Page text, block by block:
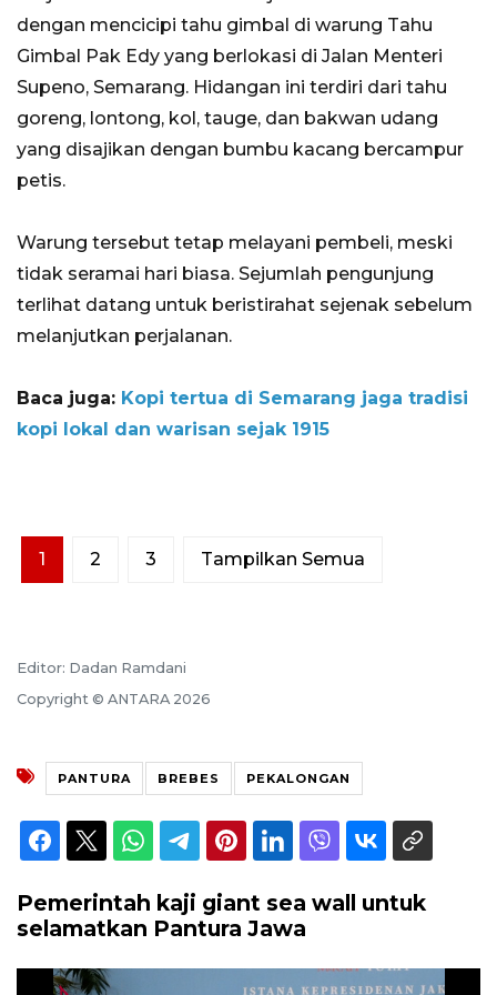
dengan mencicipi tahu gimbal di warung Tahu
Gimbal Pak Edy yang berlokasi di Jalan Menteri
Supeno, Semarang. Hidangan ini terdiri dari tahu
goreng, lontong, kol, tauge, dan bakwan udang
yang disajikan dengan bumbu kacang bercampur
petis.
Warung tersebut tetap melayani pembeli, meski
tidak seramai hari biasa. Sejumlah pengunjung
terlihat datang untuk beristirahat sejenak sebelum
melanjutkan perjalanan.
Baca juga: Kopi tertua di Semarang jaga tradisi
kopi lokal dan warisan sejak 1915
1 2 3 Tampilkan Semua
Editor: Dadan Ramdani
Copyright © ANTARA 2026
PANTURA BREBES PEKALONGAN
Pemerintah kaji giant sea wall untuk
selamatkan Pantura Jawa